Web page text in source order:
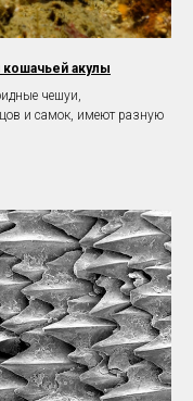
акулы
чешуи,
и самок, имеют разную